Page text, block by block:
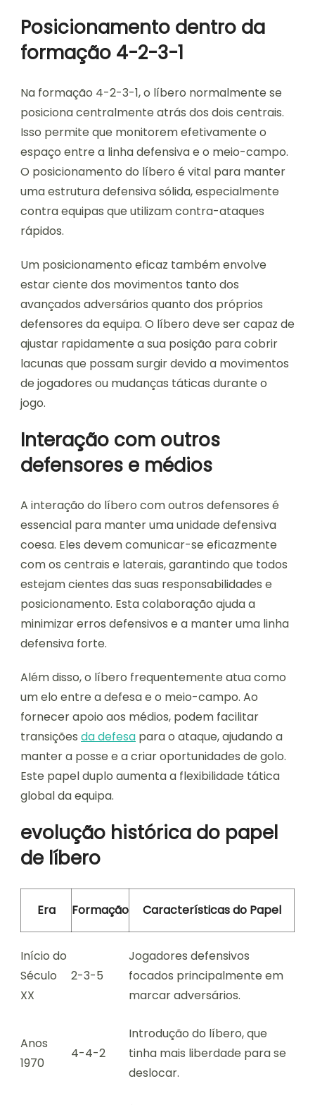
Posicionamento dentro da
formação 4-2-3-1
Na formação 4-2-3-1, o líbero normalmente se
posiciona centralmente atrás dos dois centrais.
Isso permite que monitorem efetivamente o
espaço entre a linha defensiva e o meio-campo.
O posicionamento do líbero é vital para manter
uma estrutura defensiva sólida, especialmente
contra equipas que utilizam contra-ataques
rápidos.
Um posicionamento eficaz também envolve
estar ciente dos movimentos tanto dos
avançados adversários quanto dos próprios
defensores da equipa. O líbero deve ser capaz de
ajustar rapidamente a sua posição para cobrir
lacunas que possam surgir devido a movimentos
de jogadores ou mudanças táticas durante o
jogo.
Interação com outros
defensores e médios
A interação do líbero com outros defensores é
essencial para manter uma unidade defensiva
coesa. Eles devem comunicar-se eficazmente
com os centrais e laterais, garantindo que todos
estejam cientes das suas responsabilidades e
posicionamento. Esta colaboração ajuda a
minimizar erros defensivos e a manter uma linha
defensiva forte.
Além disso, o líbero frequentemente atua como
um elo entre a defesa e o meio-campo. Ao
fornecer apoio aos médios, podem facilitar
transições da defesa para o ataque, ajudando a
manter a posse e a criar oportunidades de golo.
Este papel duplo aumenta a flexibilidade tática
global da equipa.
evolução histórica do papel
de líbero
Era Formação Características do Papel
Início do
Século
XX
2-3-5
Jogadores defensivos
focados principalmente em
marcar adversários.
Anos
1970
4-4-2
Introdução do líbero, que
tinha mais liberdade para se
deslocar.